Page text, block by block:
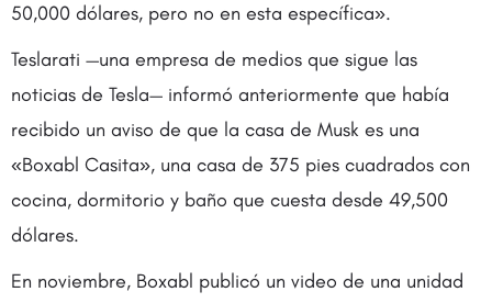
50,000 dólares, pero no en esta específica».
Teslarati —una empresa de medios que sigue las
noticias de Tesla— informó anteriormente que había
recibido un aviso de que la casa de Musk es una
«Boxabl Casita», una casa de 375 pies cuadrados con
cocina, dormitorio y baño que cuesta desde 49,500
dólares.
En noviembre, Boxabl publicó un video de una unidad